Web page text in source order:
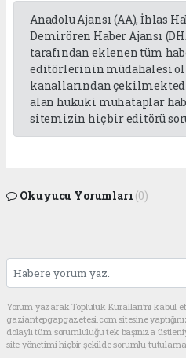
Anadolu Ajansı (AA), İhlas
Demirören Haber Ajansı
tarafından eklenen tüm
editörlerinin müdahalesi
kanallarından
alan hukuki muhataplar
sitemizin hiç bir editörü
Okuyucu Yorumları (0)
Yorum yazarak Topluluk Kuralları’nı kabul
gaziantepgapgazetesi.com sitesine
dolaylı tüm sorumluluğu tek başınıza
site yönetimi hiçbir şekilde sorumlu